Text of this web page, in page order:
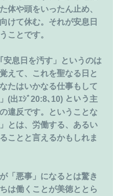
体や頭をいったん止め、
けて休む。それが安息日
ことです。
息日を汚す」というのは
えて、これを聖なる日と
たはいかなる仕事もして
(出ｴｼﾞ20:8､10) という主
違反です。ということな
とは、労働する、あるい
ことと言えるかもしれま
「悪事」になるとは驚き
は働くことが美徳ととら